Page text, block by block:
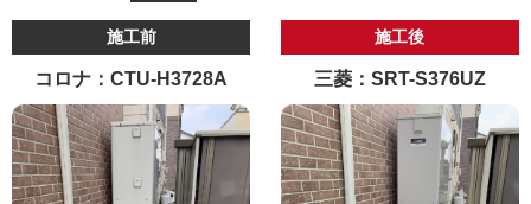
施工前
コロナ：CTU-H3728A
施工後
三菱：SRT-S376UZ